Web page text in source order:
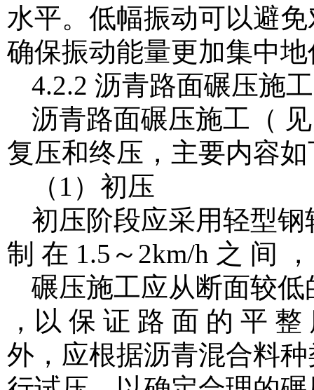
水平。低幅振动可以避
确保振动能量更加集中
4.2.2 沥青路面碾压施工
沥青路面碾压施工（
复压和终压，主要内容
（1）初压
初压阶段应采用轻型
制 在 1.5～2km/h 之 间
碾压施工应从断面较
，以 保 证 路 面 的 平
外，应根据沥青混合料